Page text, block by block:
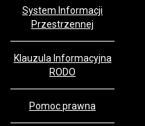
System Informacji
Przestrzennej
Klauzula Informacyjna
RODO
Pomoc prawna